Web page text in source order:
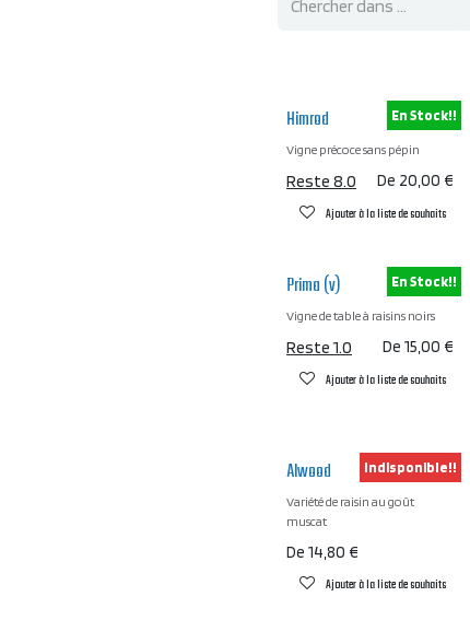
Himrod
Vigne précoce sans pépin
De 20,00 €
Reste 8.0
Ajouter à la liste de souhaits
En Stock!!
Prima (v)
Vigne de table à raisins noirs
De 15,00 €
Reste 1.0
Ajouter à la liste de souhaits
En Stock!!
Alwood
Variété de raisin au goût
muscat
De 14,80 €
Ajouter à la liste de souhaits
Indisponible!!